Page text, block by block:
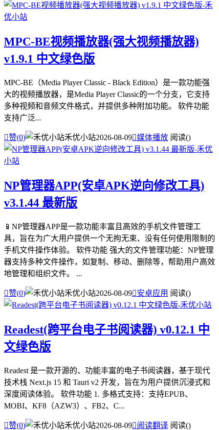
MPC-BE视频播放器(强大视频播放器)
v1.9.1 中文绿色版
MPC-BE（Media Player Classic - Black Edition）是一款功能强
大的视频播放器，是Media Player Classic的一个分支，它支持
多种视频和音频文件格式，并提供多种附加功能。 软件功能
支持广泛...
赞(0) 禾优小站2026-08-09媒体播放 阅读()
NP管理器APP(安卓APK逆向修改工具)
v3.1.44 最新版
📱NP管理器APP是一款功能丰富且高效的手机文件管理工
具，旨在为广大用户提供一个无拘无束、没有任何使用限制的
手机文件操作体验。 软件功能 强大的文件管理功能：NP管理
器支持多种文件操作，如复制、移动、删除等，帮助用户高效
地管理和组织文件。 ...
赞(0) 禾优小站2026-08-09安卓应用 阅读()
Readest(跨平台电子书阅读器) v0.12.1 中
文绿色版
Readest 是一款开源的、功能丰富的电子书阅读器，基于现代
技术栈 Next.js 15 和 Tauri v2 开发，旨在为用户提供沉浸式和
深度阅读体验。 软件功能 1. 多格式支持：支持EPUB、
MOBI、KF8（AZW3）、FB2、C...
赞(0) 禾优小站2026-08-09阅读翻译 阅读()